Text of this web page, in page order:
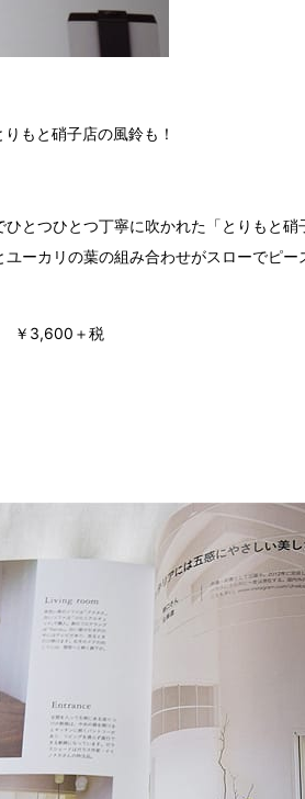
りもと硝子店の風鈴も！
とつひとつ丁寧に吹かれた「とりもと硝
ーカリの葉の組み合わせがスローでピー
￥3,600＋税